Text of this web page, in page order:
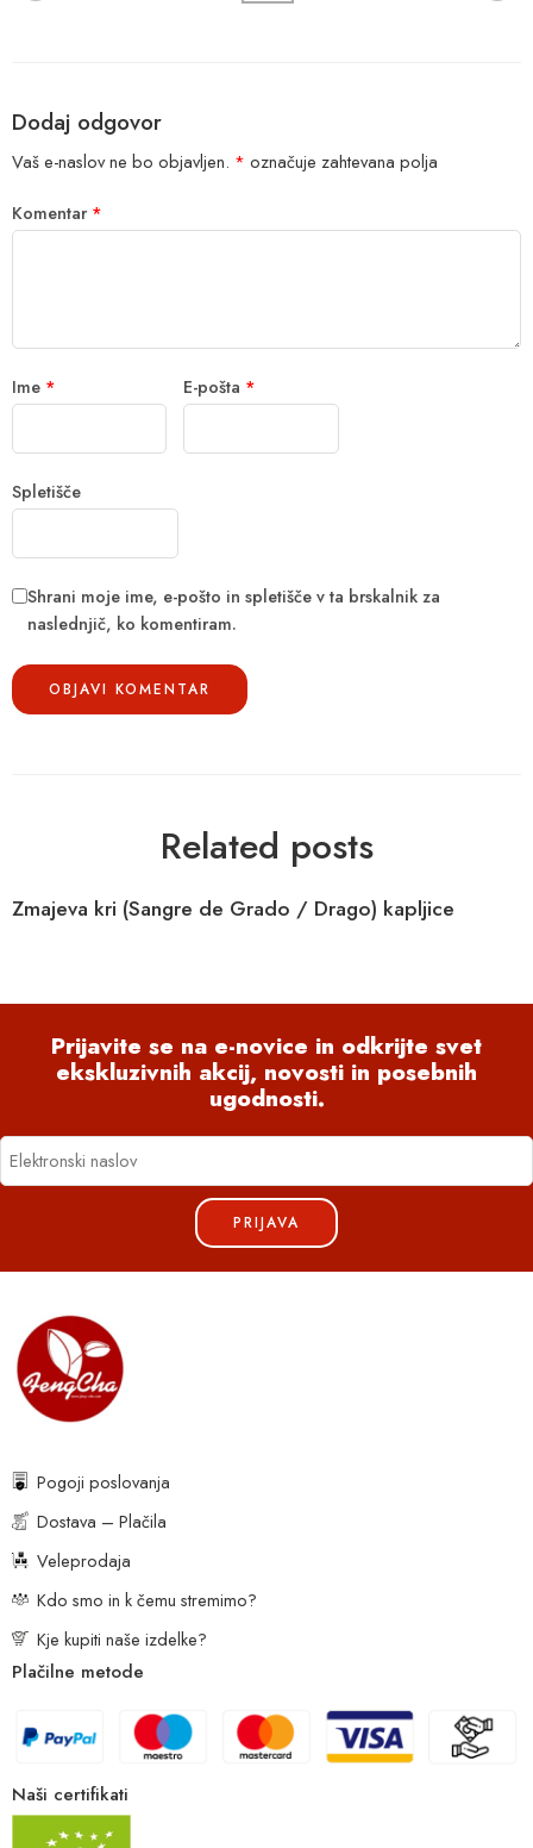
Dodaj odgovor
Vaš e-naslov ne bo objavljen. * označuje zahtevana polja
Komentar*
Ime * E-pošta *
Spletišče
Shrani moje ime, e-pošto in spletišče v ta brskalnik za
naslednjič, ko komentiram.
Related posts
Zmajeva kri (Sangre de Grado / Drago) kapljice
Prijavite se na e-novice in odkrijte svet
ekskluzivnih akcij, novosti in posebnih
ugodnosti.
PRIJAVA
Pogoji poslovanja
Dostava – Plačila
Veleprodaja
Kdo smo in k čemu stremimo?
Kje kupiti naše izdelke?
Plačilne metode
Naši certifikati